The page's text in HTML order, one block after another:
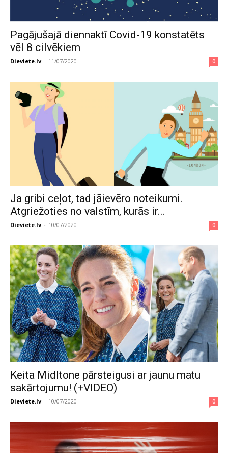
Pagājušajā diennaktī Covid-19 konstatēts
vēl 8 cilvēkiem
Dieviete.lv - 11/07/2020 0
Ja gribi ceļot, tad jāievēro noteikumi.
Atgriežoties no valstīm, kurās ir...
Dieviete.lv - 10/07/2020 0
Keita Midltone pārsteigusi ar jaunu matu
sakārtojumu! (+VIDEO)
Dieviete.lv - 10/07/2020 0